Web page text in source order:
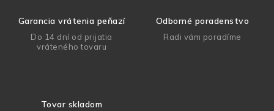
Garancia vrátenia peňazí
Do 14 dní od prijatia
vráteného tovaru
Odborné poradenstvo
Radi vám poradíme
Tovar skladom